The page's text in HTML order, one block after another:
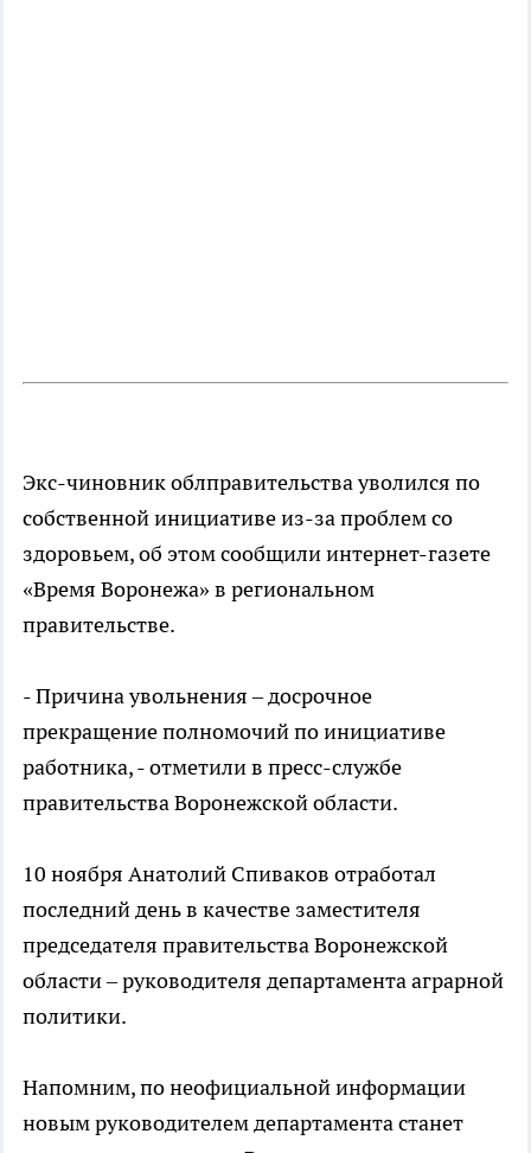
Экс-чиновник облправительства уволился по
собственной инициативе из-за проблем со
здоровьем, об этом сообщили интернет-газете
«Время Воронежа» в региональном
правительстве.
- Причина увольнения – досрочное
прекращение полномочий по инициативе
работника, - отметили в пресс-службе
правительства Воронежской области.
10 ноября Анатолий Спиваков отработал
последний день в качестве заместителя
председателя правительства Воронежской
области – руководителя департамента аграрной
политики.
Напомним, по неофициальной информации
новым руководителем департамента станет